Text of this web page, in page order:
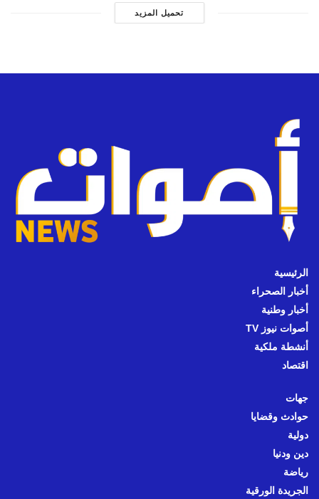
تحميل المزيد
الرئيسية
أخبار الصحراء
أخبار وطنية
أصوات نيوز TV
أنشطة ملكية
اقتصاد
جهات
حوادث وقضايا
دولية
دين ودنيا
رياضة
الجريدة الورقية